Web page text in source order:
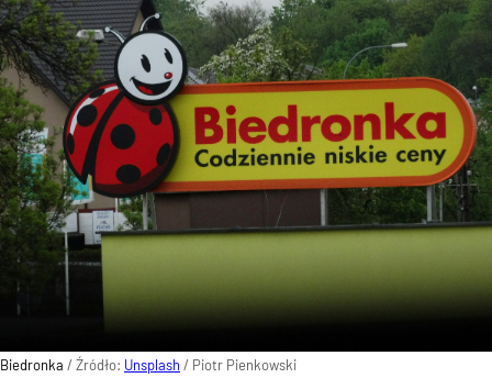
Biedronka / Źródło: Unsplash / Piotr Pienkowski